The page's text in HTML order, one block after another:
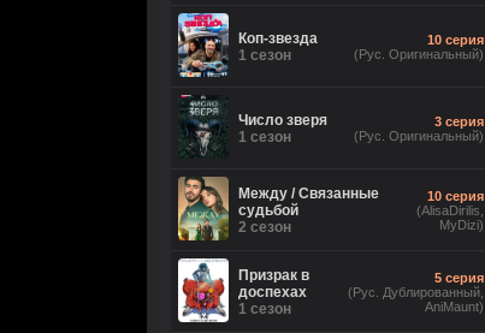
Коп-звезда
1 сезон
10 серия
(Рус. Оригинальный)
Число зверя
1 сезон
3 серия
(Рус. Оригинальный)
Между / Связанные
судьбой
2 сезон
10 серия
(AlisaDirilis,
MyDizi)
Призрак в
доспехах
1 сезон
5 серия
(Рус. Дублированный,
AniMaunt)